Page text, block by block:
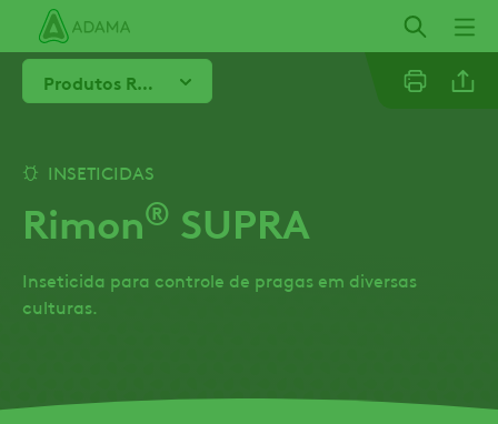
conteúdoProdutos Relacionados
INSETICIDAS
Rimon® SUPRA
Inseticida para controle de pragas em diversas
culturas.